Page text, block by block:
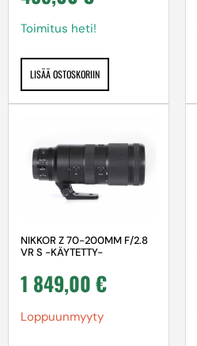
Toimitus heti!
LISÄÄ OSTOSKORIIN
NIKKOR Z 70-200MM F/2.8
VR S -KÄYTETTY-
1 849,00€
Loppuunmyyty